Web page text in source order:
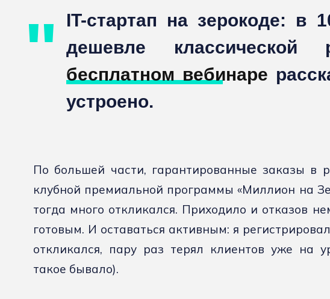
IT-стартап на зерокоде: в
дешевле классической
бесплатном вебинаре
устроено.
По большей части, гарантированные заказы в
клубной премиальной программы «Миллион на
тогда много откликался. Приходило и отказов
готовым. И оставаться активным: я
откликался, пару раз терял клиентов уже на
такое бывало).